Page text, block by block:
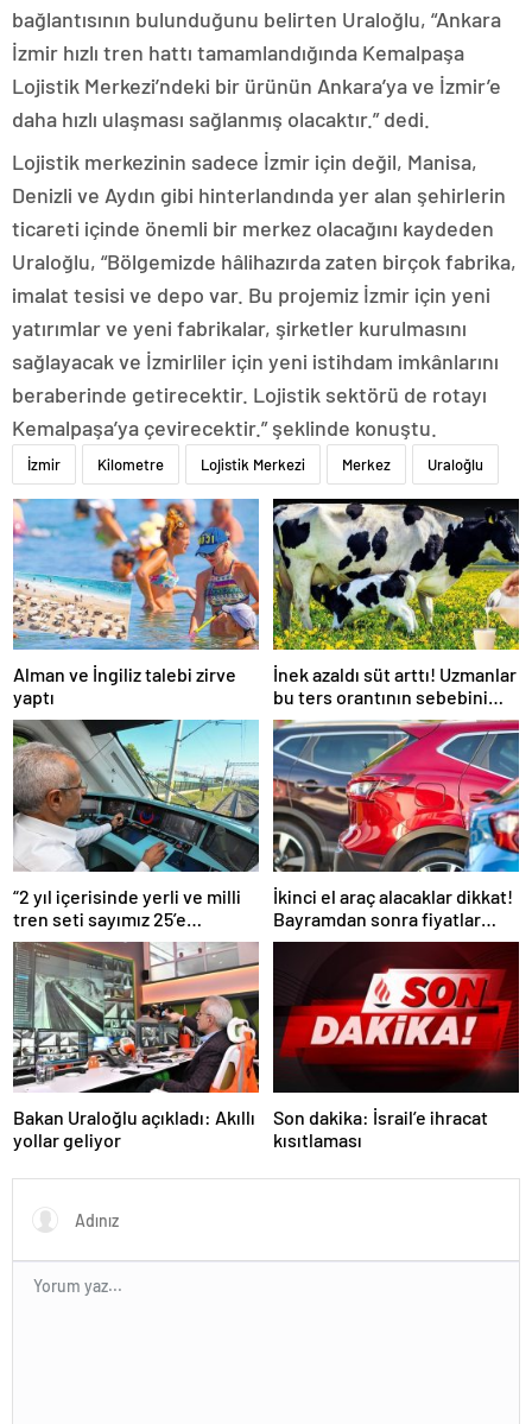
bağlantısının bulunduğunu belirten Uraloğlu, “Ankara
İzmir hızlı tren hattı tamamlandığında Kemalpaşa
Lojistik Merkezi’ndeki bir ürünün Ankara’ya ve İzmir’e
daha hızlı ulaşması sağlanmış olacaktır.” dedi.
Lojistik merkezinin sadece İzmir için değil, Manisa,
Denizli ve Aydın gibi hinterlandında yer alan şehirlerin
ticareti içinde önemli bir merkez olacağını kaydeden
Uraloğlu, “Bölgemizde hâlihazırda zaten birçok fabrika,
imalat tesisi ve depo var. Bu projemiz İzmir için yeni
yatırımlar ve yeni fabrikalar, şirketler kurulmasını
sağlayacak ve İzmirliler için yeni istihdam imkânlarını
beraberinde getirecektir. Lojistik sektörü de rotayı
Kemalpaşa’ya çevirecektir.” şeklinde konuştu.
İzmir Kilometre Lojistik Merkezi Merkez Uraloğlu
Alman ve İngiliz talebi zirve
yaptı
İnek azaldı süt arttı! Uzmanlar
bu ters orantının sebebini
açıkladı
“2 yıl içerisinde yerli ve milli
tren seti sayımız 25’e
ulaşacak”
İkinci el araç alacaklar dikkat!
Bayramdan sonra fiyatlar
artacak mı? İşte cevabı…
Bakan Uraloğlu açıkladı: Akıllı
yollar geliyor
Son dakika: İsrail’e ihracat
kısıtlaması